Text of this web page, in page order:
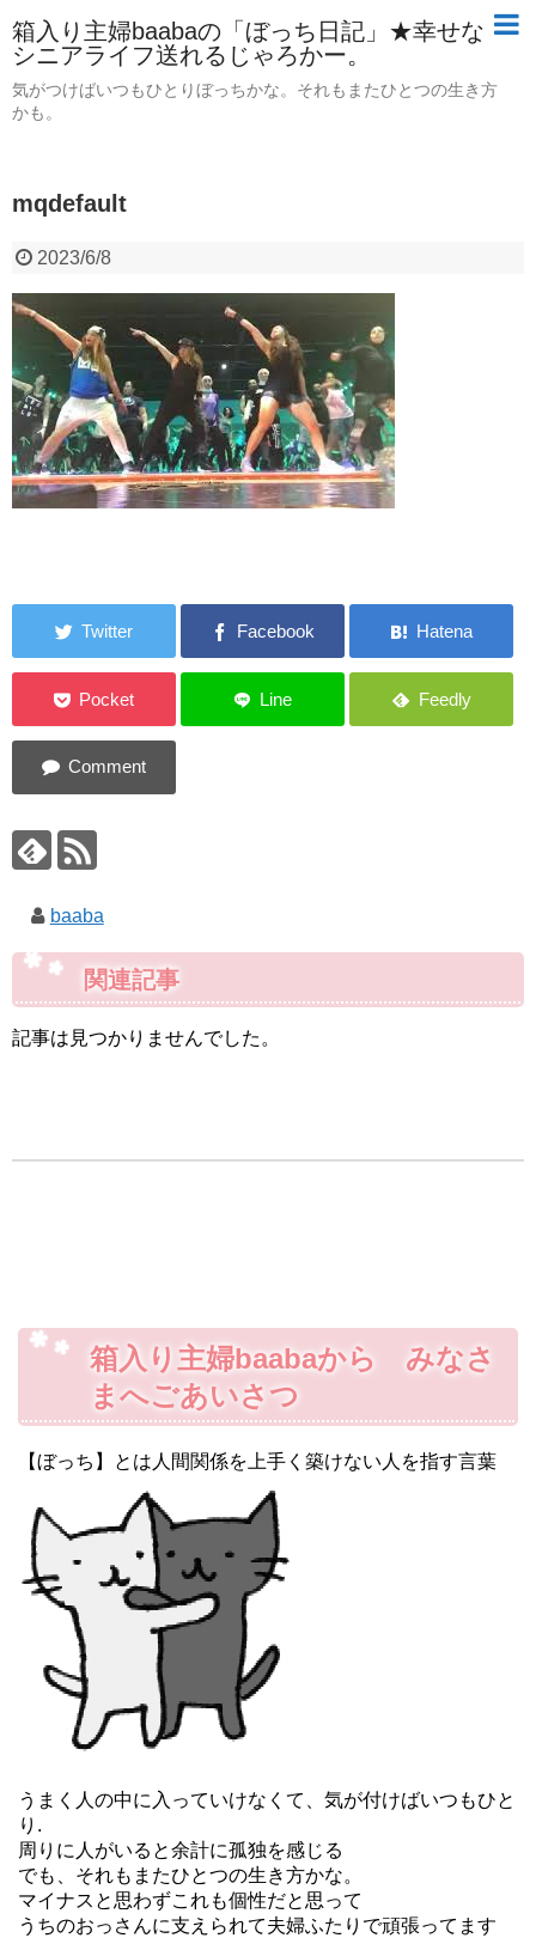
箱入り主婦baabaの「ぼっち日記」★幸せな
シニアライフ送れるじゃろかー。
気がつけばいつもひとりぼっちかな。それもまたひとつの生き方
かも。
mqdefault
2023/6/8
baaba
関連記事
記事は見つかりませんでした。
箱入り主婦baabaから みなさ
まへごあいさつ
【ぼっち】とは人間関係を上手く築けない人を指す言葉
うまく人の中に入っていけなくて、気が付けばいつもひと
り.
周りに人がいると余計に孤独を感じる
でも、それもまたひとつの生き方かな。
マイナスと思わずこれも個性だと思って
うちのおっさんに支えられて夫婦ふたりで頑張ってます